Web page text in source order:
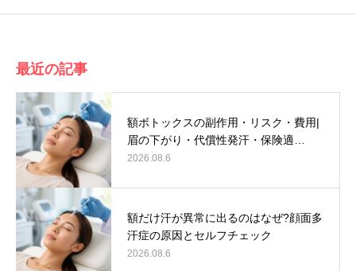
最近の記事
額ボトックスの副作用・リスク・費用|
眉の下がり・代償性発汗・保険適…
2026.08.6
額だけ汗が異常に出るのはなぜ?顔面多
汗症の原因とセルフチェック
2026.08.6